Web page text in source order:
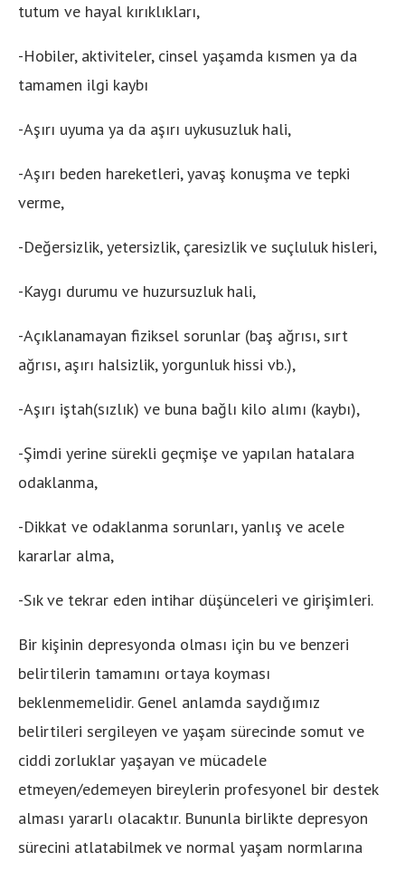
tutum ve hayal kırıklıkları,
-Hobiler, aktiviteler, cinsel yaşamda kısmen ya da
tamamen ilgi kaybı
-Aşırı uyuma ya da aşırı uykusuzluk hali,
-Aşırı beden hareketleri, yavaş konuşma ve tepki
verme,
-Değersizlik, yetersizlik, çaresizlik ve suçluluk hisleri,
-Kaygı durumu ve huzursuzluk hali,
-Açıklanamayan fiziksel sorunlar (baş ağrısı, sırt
ağrısı, aşırı halsizlik, yorgunluk hissi vb.),
-Aşırı iştah(sızlık) ve buna bağlı kilo alımı (kaybı),
-Şimdi yerine sürekli geçmişe ve yapılan hatalara
odaklanma,
-Dikkat ve odaklanma sorunları, yanlış ve acele
kararlar alma,
-Sık ve tekrar eden intihar düşünceleri ve girişimleri.
Bir kişinin depresyonda olması için bu ve benzeri
belirtilerin tamamını ortaya koyması
beklenmemelidir. Genel anlamda saydığımız
belirtileri sergileyen ve yaşam sürecinde somut ve
ciddi zorluklar yaşayan ve mücadele
etmeyen/edemeyen bireylerin profesyonel bir destek
alması yararlı olacaktır. Bununla birlikte depresyon
sürecini atlatabilmek ve normal yaşam normlarına